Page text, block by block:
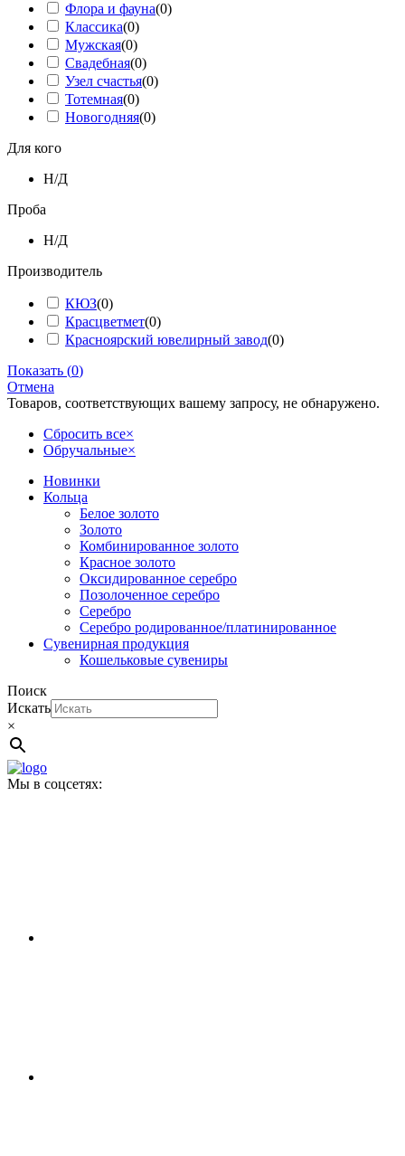
Флора и фауна(0)
Классика(0)
Мужская(0)
Свадебная(0)
Узел счастья(0)
Тотемная(0)
Новогодняя(0)
Для кого
Н/Д
Проба
Н/Д
Производитель
КЮЗ(0)
Красцветмет(0)
Красноярский ювелирный завод(0)
Показать (0)
Отмена
Товаров, соответствующих вашему запросу, не обнаружено.
Сбросить все×
Обручальные×
Новинки
Кольца
Белое золото
Золото
Комбинированное золото
Красное золото
Оксидированное серебро
Позолоченное серебро
Серебро
Серебро родированное/платинированное
Сувенирная продукция
Кошельковые сувениры
Поиск
Искать
×
Мы в соцсетях: